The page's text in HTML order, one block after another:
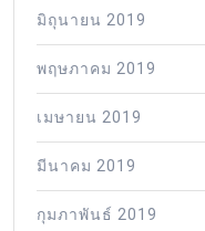
มิถุนายน 2019
พฤษภาคม 2019
เมษายน 2019
มีนาคม 2019
กุมภาพันธ์ 2019